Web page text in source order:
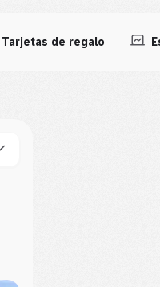
Tarjetas de regalo